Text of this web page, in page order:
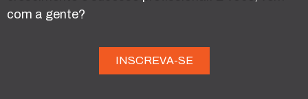
com a gente?
INSCREVA-SE